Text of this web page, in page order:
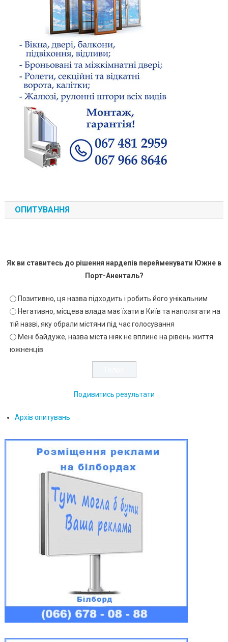
ОПИТУВАННЯ
Як ви ставитесь до рішення нардепів перейменувати Южне в
Порт-Аненталь?
Позитивно, ця назва підходить і робить його унікальним
Негативно, місцева влада має їхати в Київ та наполягати на
тій назві, яку обрали містяни під час голосування
Мені байдуже, назва міста ніяк не вплине на рівень життя
южненців
Подивитись результати
Архів опитувань